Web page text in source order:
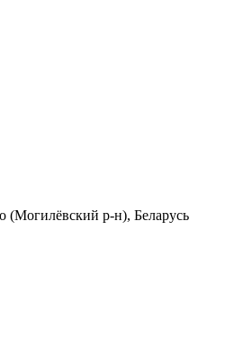
(Могилёвский р-н), Беларусь